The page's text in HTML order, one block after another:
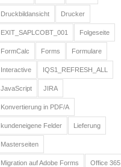
Druckbildansicht Drucker
EXIT_SAPLCOBT_001 Folgeseite
FormCalc Forms Formulare
Interactive IQS1_REFRESH_ALL
JavaScript JIRA
Konvertierung in PDF/A
kundeneigene Felder Lieferung
Masterseiten
Migration auf Adobe Forms Office 365